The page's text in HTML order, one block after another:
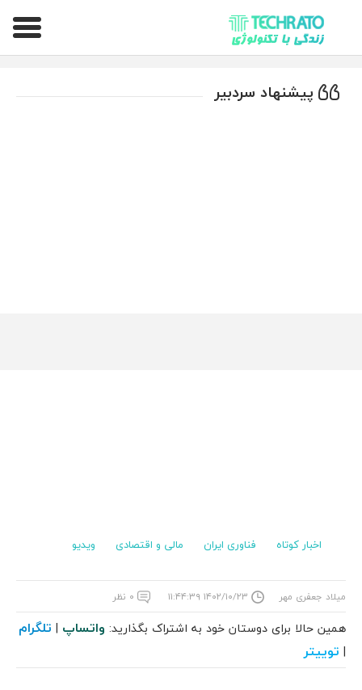
تکراتو – زندگی با تکنولوژی
پیشنهاد سردبیر
اخبار کوتاه فناوری ایران مالی و اقتصادی ویدیو
میلاد جعفری مهر ۱۴۰۲/۱۰/۲۳ ۱۱:۴۴:۳۹ ۰ نظر
همین حالا برای دوستان خود به اشتراک بگذارید: واتساپ | تلگرام
| توییتر